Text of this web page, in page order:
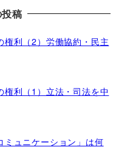
稿
利（2）労働協約・民主
利（1）立法・司法を中
ュニケーション」は何